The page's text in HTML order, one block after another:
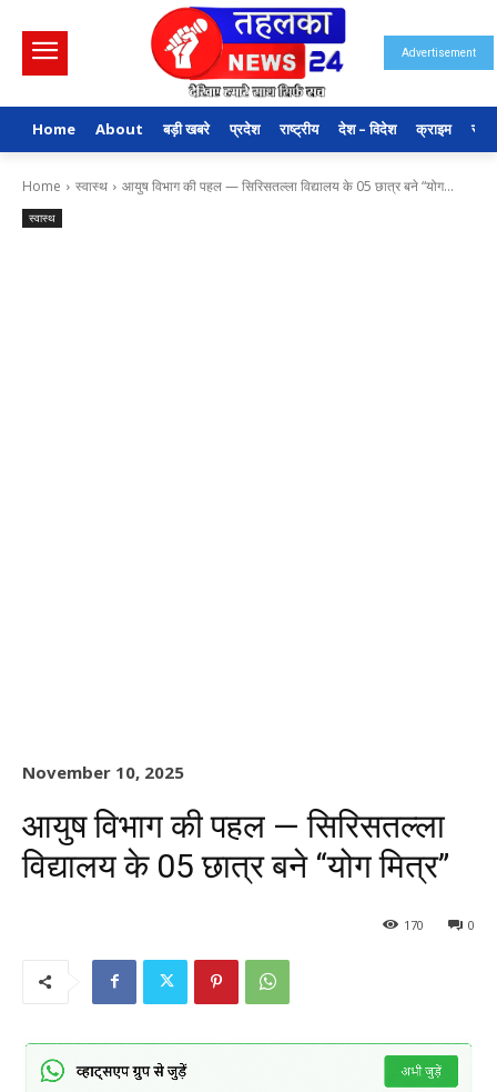
Advertisement
Home About बड़ी खबरे प्रदेश राष्ट्रीय देश – विदेश क्राइम
Home स्वास्थ आयुष विभाग की पहल — सिरिसतल्ला विद्यालय के 05 छात्र बने “योग...
स्वास्थ
November 10, 2025
आयुष विभाग की पहल — सिरिसतल्ला
विद्यालय के 05 छात्र बने “योग मित्र”
0
170